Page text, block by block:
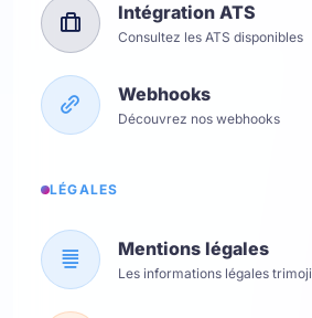
Intégration ATS
Consultez les ATS disponibles
Webhooks
Découvrez nos webhooks
LÉGALES
Mentions légales
Les informations légales trimoji